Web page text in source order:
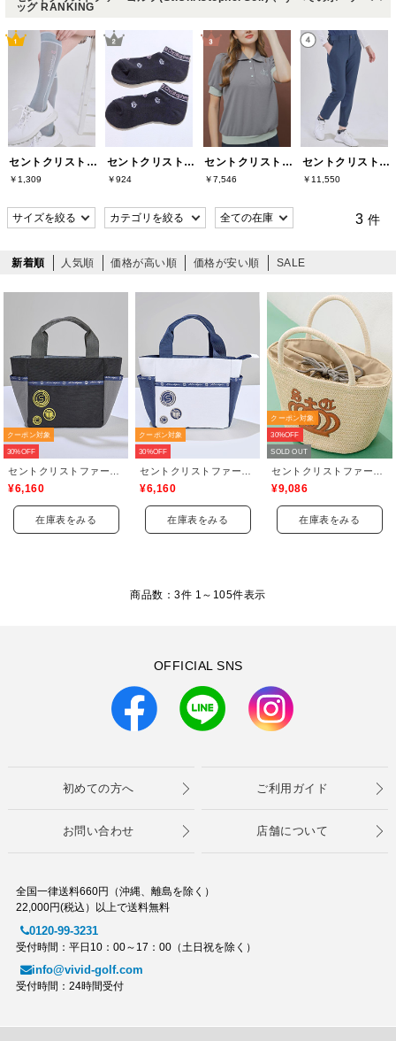
ッグ RANKING
セントクリストファーゴルフ(St.ChristopherGolf)
￥1,309
セントクリストファーゴルフ(St.ChristopherGolf)
￥924
セントクリストファーゴルフ(St.ChristopherGolf)
￥7,546
セントクリストファーゴルフ(St.ChristopherGolf)
￥11,550
3 件
新着順 人気順 価格が高い順 価格が安い順 SALE
クーポン対象
30%OFF
¥6,160
在庫表をみる
クーポン対象
30%OFF
¥6,160
在庫表をみる
クーポン対象
30%OFF
SOLD OUT
¥9,086
在庫表をみる
商品数：3件 1～ 105件表示
OFFICIAL SNS
初めての方へ ご利用ガイド
お問い合わせ 店舗について
全国一律送料660円（沖縄、離島を除く）
22,000円(税込）以上で送料無料
0120-99-3231
受付時間：平日10：00～17：00（土日祝を除く）
info@vivid-golf.com
受付時間：24時間受付